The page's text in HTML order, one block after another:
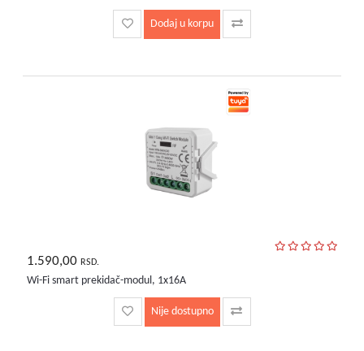
Dodaj u korpu
1.590,00 RSD.
Wi-Fi smart prekidač-modul, 1x16A
Nije dostupno